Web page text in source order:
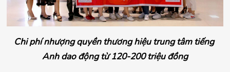
Chi phí nhượng quyền thương hiệu trung tâm tiếng
Anh dao động từ 120-200 triệu đồng